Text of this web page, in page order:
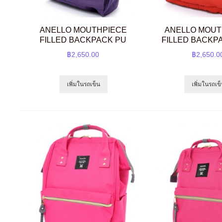
ANELLO MOUTHPIECE
FILLED BACKPACK PU
฿2,650.00
เพิ่มในรถเข็น
ANELLO
FILLED
฿
เพิ่มในรถเ